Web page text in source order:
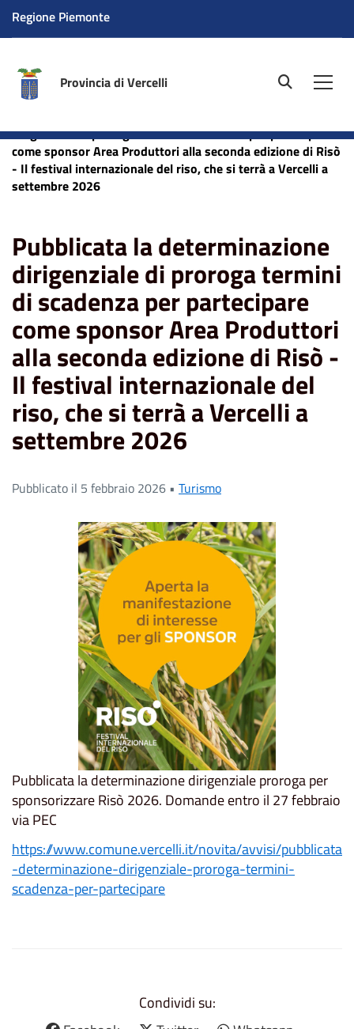
Regione Piemonte
Provincia di Vercelli site.searc
dirigenziale di proroga termini di scadenza per partecipare
come sponsor Area Produttori alla seconda edizione di Risò
- Il festival internazionale del riso, che si terrà a Vercelli a
settembre 2026
Pubblicata la determinazione
dirigenziale di proroga termini
di scadenza per partecipare
come sponsor Area Produttori
alla seconda edizione di Risò -
Il festival internazionale del
riso, che si terrà a Vercelli a
settembre 2026
Pubblicato il 5 febbraio 2026 • Turismo
Pubblicata la determinazione dirigenziale proroga per
sponsorizzare Risò 2026. Domande entro il 27 febbraio
via PEC
https://www.comune.vercelli.it/novita/avvisi/pubblicata
-determinazione-dirigenziale-proroga-termini-
scadenza-per-partecipare
Condividi su: